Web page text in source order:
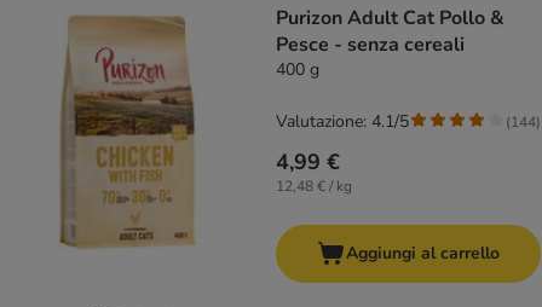
Purizon Adult Cat Pollo &
Pesce - senza cereali
400 g
4,99 €
12,48 € / kg
Valutazione: 4.1/5 (144)
Aggiungi al carrello